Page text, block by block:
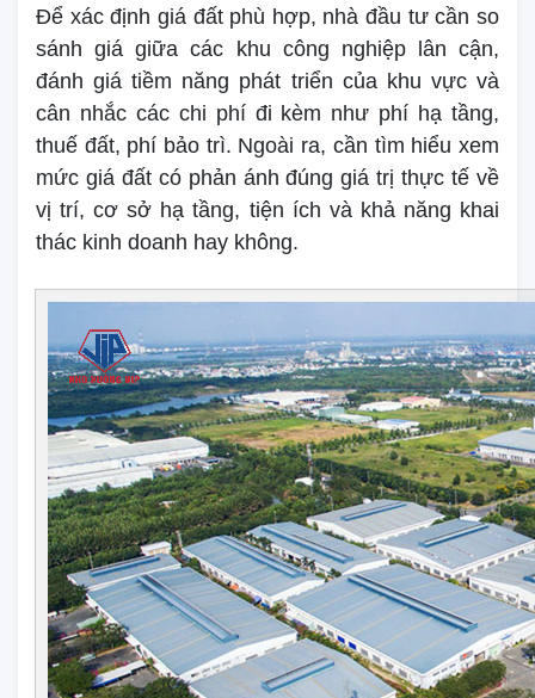
Để xác định giá đất phù hợp, nhà đầu tư cần so
sánh giá giữa các khu công nghiệp lân cận,
đánh giá tiềm năng phát triển của khu vực và
cân nhắc các chi phí đi kèm như phí hạ tầng,
thuế đất, phí bảo trì. Ngoài ra, cần tìm hiểu xem
mức giá đất có phản ánh đúng giá trị thực tế về
vị trí, cơ sở hạ tầng, tiện ích và khả năng khai
thác kinh doanh hay không.